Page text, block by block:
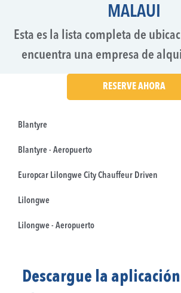
MALAUI
Esta es la lista completa de
encuentra una empresa de
RESERVE AHORA
Blantyre
Blantyre - Aeropuerto
Europcar Lilongwe City Chauffeur Driven
Lilongwe
Lilongwe - Aeropuerto
Descargue la